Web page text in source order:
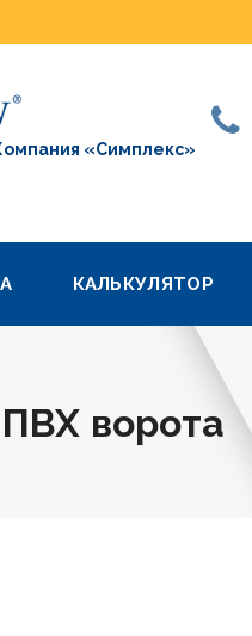
«Симплекс»
КАЛЬКУЛЯТОР
ворота